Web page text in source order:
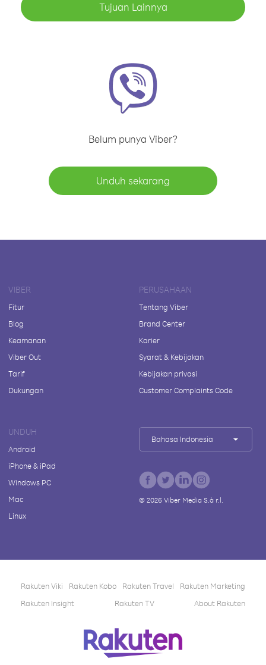
Tujuan Lainnya
Belum punya Viber?
Unduh sekarang
VIBER
Fitur
Blog
Keamanan
Viber Out
Tarif
Dukungan
PERUSAHAAN
Tentang Viber
Brand Center
Karier
Syarat & Kebijakan
Kebijakan privasi
Customer Complaints Code
UNDUH
Android
iPhone & iPad
Windows PC
Mac
Linux
Bahasa Indonesia
© 2026Viber Media S.à r.l.
Rakuten Viki Rakuten Kobo Rakuten Travel
Rakuten Marketing
Rakuten Insight
Rakuten TV About Rakuten